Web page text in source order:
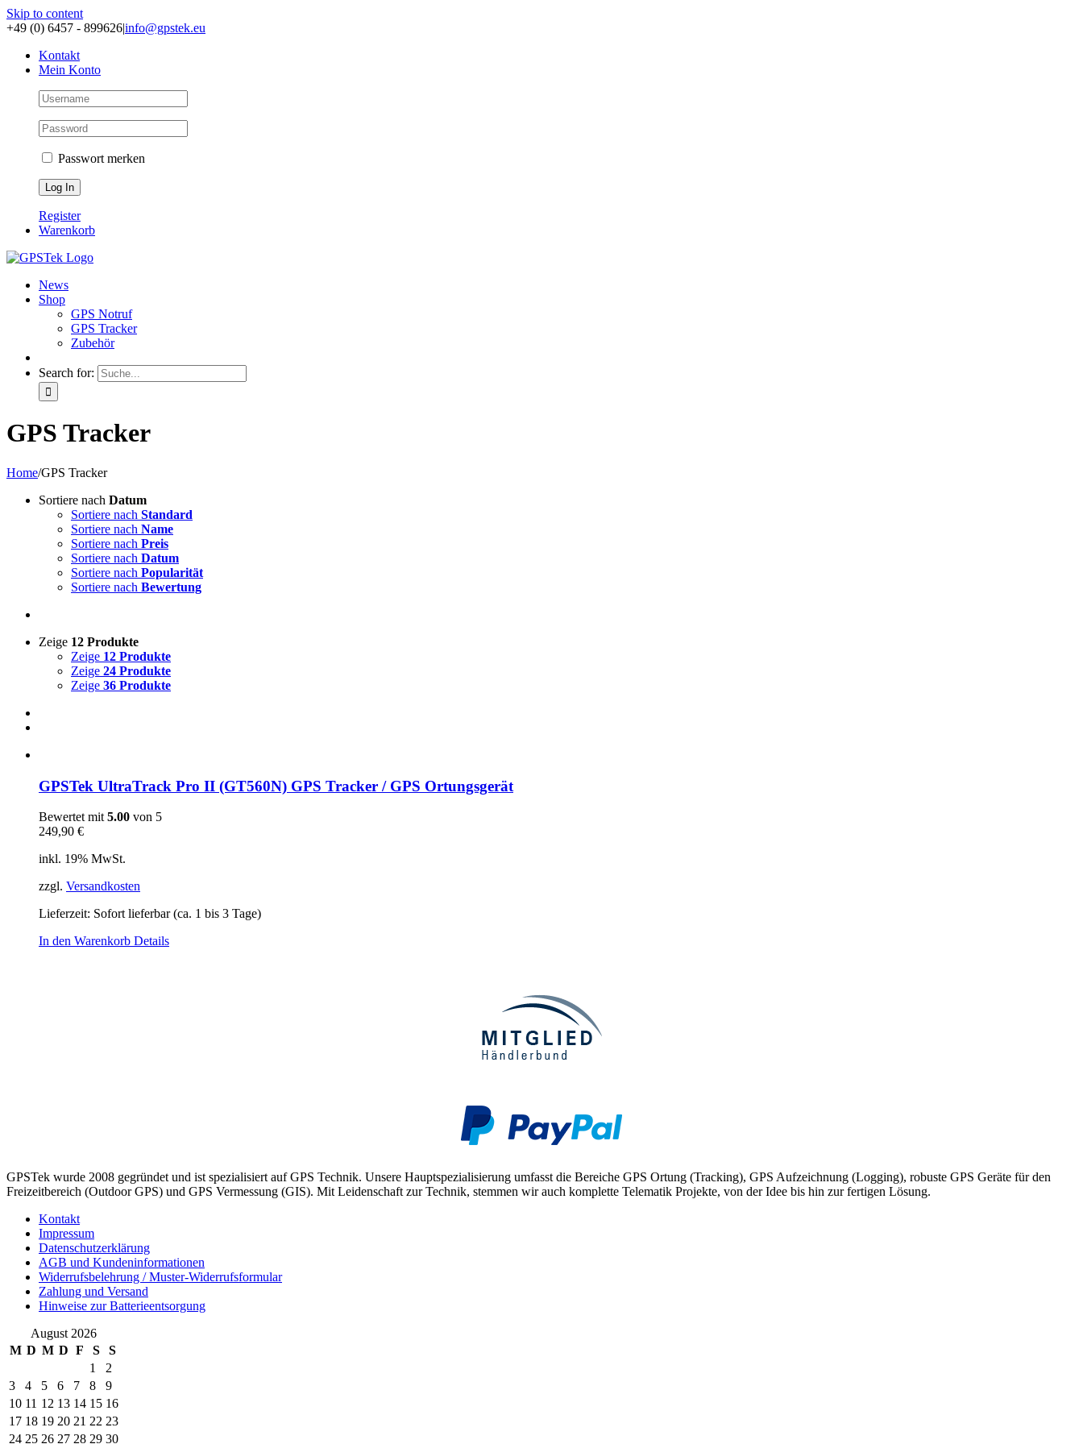
Skip to content
+49 (0) 6457 - 899626|info@gpstek.eu
Kontakt
Mein Konto
Passwort merken
Register
Warenkorb
News
Shop
GPS Notruf
GPS Tracker
Zubehör
Search for:
GPS Tracker
Home/GPS Tracker
Sortiere nach Datum
Sortiere nach Standard
Sortiere nach Name
Sortiere nach Preis
Sortiere nach Datum
Sortiere nach Popularität
Sortiere nach Bewertung
Zeige 12 Produkte
Zeige 12 Produkte
Zeige 24 Produkte
Zeige 36 Produkte
GPSTek UltraTrack Pro II (GT560N) GPS Tracker / GPS Ortungsgerät
Bewertet mit 5.00 von 5
249,90 €
inkl. 19% MwSt.
zzgl. Versandkosten
Lieferzeit: Sofort lieferbar (ca. 1 bis 3 Tage)
In den Warenkorb Details
GPSTek wurde 2008 gegründet und ist spezialisiert auf GPS Technik. Unsere Hauptspezialisierung umfasst die Bereiche GPS Ortung (Tracking), GPS Aufzeichnung (Logging), robuste GPS Geräte für den
Freizeitbereich (Outdoor GPS) und GPS Vermessung (GIS). Mit Leidenschaft zur Technik, stemmen wir auch komplette Telematik Projekte, von der Idee bis hin zur fertigen Lösung.
Kontakt
Impressum
Datenschutzerklärung
AGB und Kundeninformationen
Widerrufsbelehrung / Muster-Widerrufsformular
Zahlung und Versand
Hinweise zur Batterieentsorgung
August 2026
M D M D F S
S
1
2
3
4 5 6 7 8
9
10 11 12 13 14 15 16
17 18 19 20 21 22 23
24 25 26 27 28 29 30